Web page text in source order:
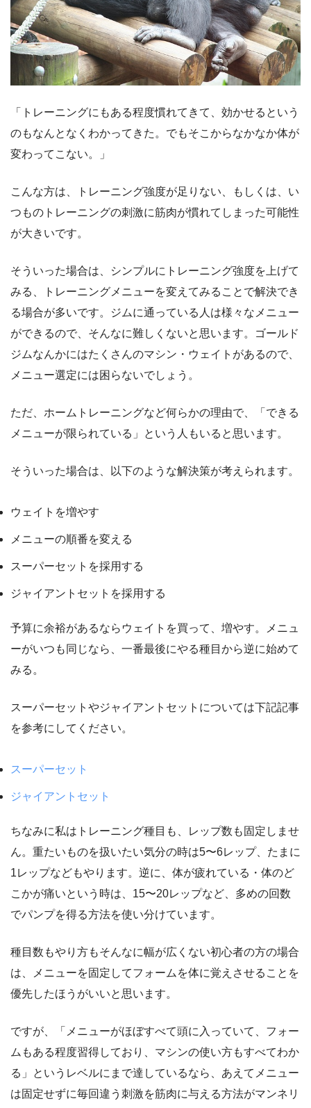
「トレーニングにもある程度慣れてきて、効かせるという
のもなんとなくわかってきた。でもそこからなかなか体が
変わってこない。」
こんな方は、トレーニング強度が足りない、もしくは、い
つものトレーニングの刺激に筋肉が慣れてしまった可能性
が大きいです。
そういった場合は、シンプルにトレーニング強度を上げて
みる、トレーニングメニューを変えてみることで解決でき
る場合が多いです。ジムに通っている人は様々なメニュー
ができるので、そんなに難しくないと思います。ゴールド
ジムなんかにはたくさんのマシン・ウェイトがあるので、
メニュー選定には困らないでしょう。
ただ、ホームトレーニングなど何らかの理由で、「できる
メニューが限られている」という人もいると思います。
そういった場合は、以下のような解決策が考えられます。
ウェイトを増やす
メニューの順番を変える
スーパーセットを採用する
ジャイアントセットを採用する
予算に余裕があるならウェイトを買って、増やす。メニュ
ーがいつも同じなら、一番最後にやる種目から逆に始めて
みる。
スーパーセットやジャイアントセットについては下記記事
を参考にしてください。
スーパーセット
ジャイアントセット
ちなみに私はトレーニング種目も、レップ数も固定しませ
ん。重たいものを扱いたい気分の時は5〜6レップ、たまに
1レップなどもやります。逆に、体が疲れている・体のど
こかが痛いという時は、15〜20レップなど、多めの回数
でパンプを得る方法を使い分けています。
種目数もやり方もそんなに幅が広くない初心者の方の場合
は、メニューを固定してフォームを体に覚えさせることを
優先したほうがいいと思います。
ですが、「メニューがほぼすべて頭に入っていて、フォー
ムもある程度習得しており、マシンの使い方もすべてわか
る」というレベルにまで達しているなら、あえてメニュー
は固定せずに毎回違う刺激を筋肉に与える方法がマンネリ